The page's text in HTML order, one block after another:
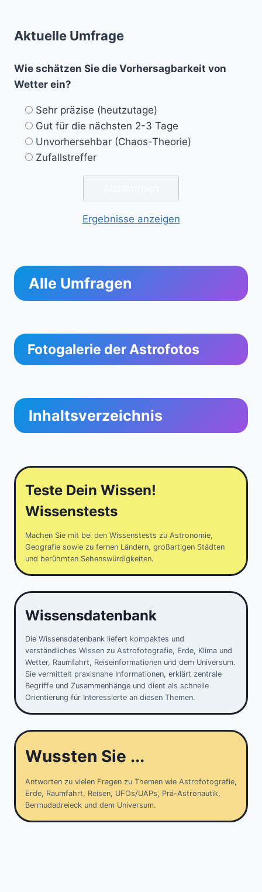
Aktuelle Umfrage
Wie schätzen Sie die Vorhersagbarkeit von
Wetter ein?
Sehr präzise (heutzutage)
Gut für die nächsten 2-3 Tage
Unvorhersehbar (Chaos-Theorie)
Zufallstreffer
Ergebnisse anzeigen
Alle Umfragen
Fotogalerie der Astrofotos
Inhaltsverzeichnis
Teste Dein Wissen!
Wissenstests
Machen Sie mit bei den Wissenstests zu Astronomie,
Geografie sowie zu fernen Ländern, großartigen Städten
und berühmten Sehenswürdigkeiten.
Wissensdatenbank
Die Wissensdatenbank liefert kompaktes und
verständliches Wissen zu Astrofotografie, Erde, Klima und
Wetter, Raumfahrt, Reiseinformationen und dem Universum.
Sie vermittelt praxisnahe Informationen, erklärt zentrale
Begriffe und Zusammenhänge und dient als schnelle
Orientierung für Interessierte an diesen Themen.
Wussten Sie ...
Antworten zu vielen Fragen zu Themen wie Astrofotografie,
Erde, Raumfahrt, Reisen, UFOs/UAPs, Prä-Astronautik,
Bermudadreieck und dem Universum.